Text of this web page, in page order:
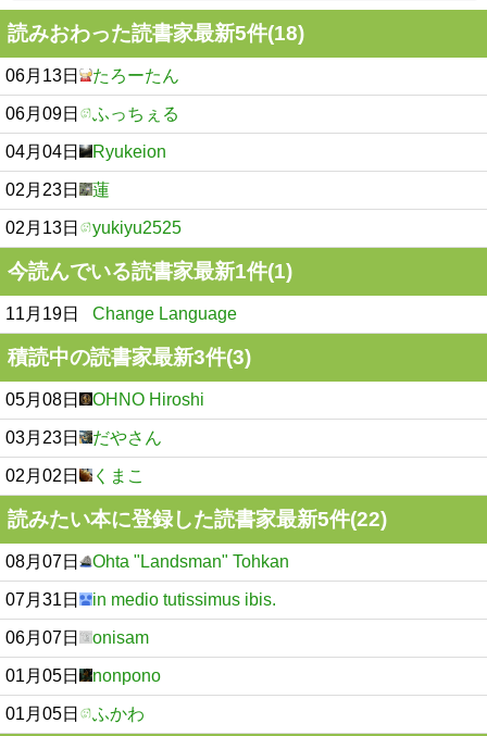
読みおわった読書家最新5件(18)
06月13日 たろーたん
06月09日 ふっちぇる
04月04日 Ryukeion
02月23日 蓮
02月13日 yukiyu2525
今読んでいる読書家最新1件(1)
11月19日 Change Language
積読中の読書家最新3件(3)
05月08日 OHNO Hiroshi
03月23日 だやさん
02月02日 くまこ
読みたい本に登録した読書家最新5件(22)
08月07日 Ohta "Landsman" Tohkan
07月31日 in medio tutissimus ibis.
06月07日 onisam
01月05日 nonpono
01月05日 ふかわ